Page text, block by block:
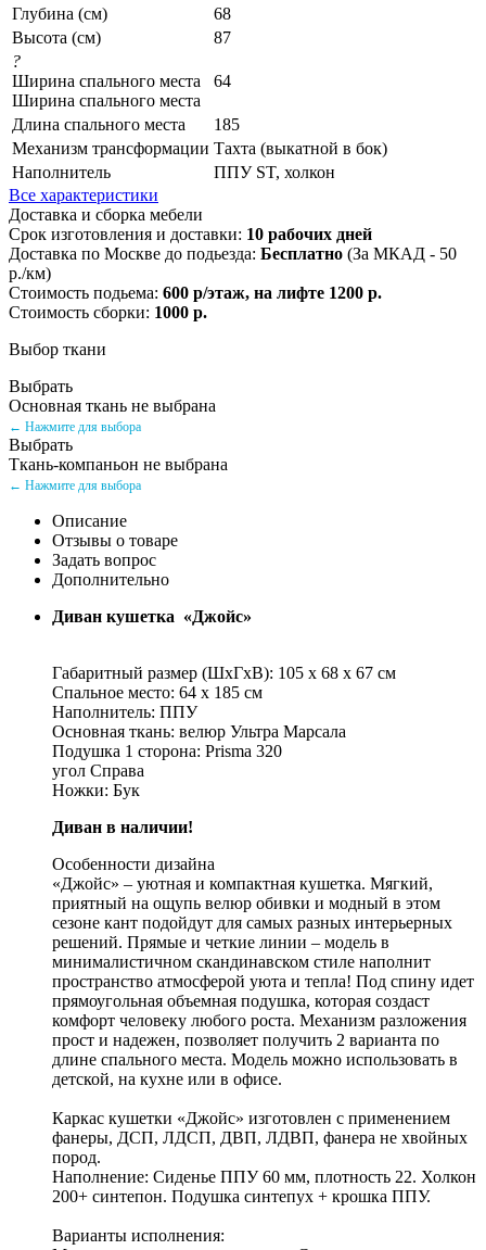
Глубина (см)
68
Высота (см)
87
?
Ширина спального места
Ширина спального места
64
Длина спального места
185
Механизм трансформации Тахта (выкатной в бок)
Наполнитель
ППУ ST, холкон
Все характеристики
Доставка и сборка мебели
Срок изготовления и доставки: 10 рабочих дней
Доставка по Москве до подьезда: Бесплатно (За МКАД - 50
р./км)
Стоимость подьема: 600 р/этаж, на лифте 1200 р.
Стоимость сборки: 1000 р.
Выбор ткани
Выбрать
Основная ткань не выбрана
← Нажмите для выбора
Выбрать
Ткань-компаньон не выбрана
← Нажмите для выбора
Описание
Отзывы о товаре
Задать вопрос
Дополнительно
Диван кушетка «Джойс»
Габаритный размер (ШхГхВ): 105 х 68 х 67 см
Спальное место: 64 х 185 см
Наполнитель: ППУ
Основная ткань: велюр Ультра Марсала
Подушка 1 сторона: Prisma 320
угол Справа
Ножки: Бук
Диван в наличии!
Особенности дизайна
«Джойс» – уютная и компактная кушетка. Мягкий,
приятный на ощупь велюр обивки и модный в этом
сезоне кант подойдут для самых разных интерьерных
решений. Прямые и четкие линии – модель в
минималистичном скандинавском стиле наполнит
пространство атмосферой уюта и тепла! Под спину идет
прямоугольная объемная подушка, которая создаст
комфорт человеку любого роста. Механизм разложения
прост и надежен, позволяет получить 2 варианта по
длине спального места. Модель можно использовать в
детской, на кухне или в офисе.
Каркас кушетки «Джойс» изготовлен с применением
фанеры, ДСП, ЛДСП, ДВП, ЛДВП, фанера не хвойных
пород.
Наполнение: Сиденье ППУ 60 мм, плотность 22. Холкон
200+ синтепон. Подушка синтепух + крошка ППУ.
Варианты исполнения: